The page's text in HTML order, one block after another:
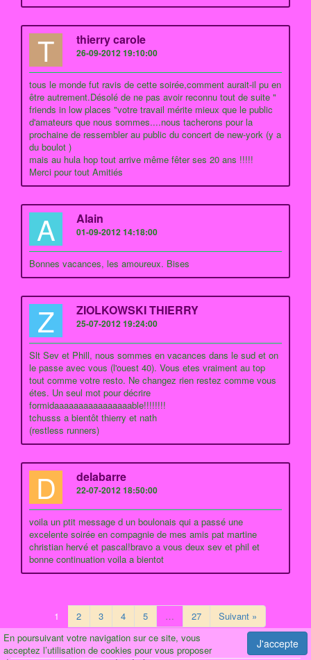
En poursuivant votre navigation sur ce site, vous
acceptez l’utilisation de cookies pour vous proposer
J'accepte
T thierry carole
26-09-2012 19:10:00
tous le monde fut ravis de cette soirée,comment aurait-il pu en
être autrement.Désolé de ne pas avoir reconnu tout de suite "
friends in low places "votre travail mérite mieux que le public
d'amateurs que nous sommes....nous tacherons pour la
prochaine de ressembler au public du concert de new-york (y a
du boulot )
mais au hula hop tout arrive même fêter ses 20 ans !!!!!
Merci pour tout Amitiés
A Alain
01-09-2012 14:18:00
Bonnes vacances, les amoureux. Bises
Z ZIOLKOWSKI THIERRY
25-07-2012 19:24:00
Slt Sev et Phill, nous sommes en vacances dans le sud et on
le passe avec vous (l'ouest 40). Vous etes vraiment au top
tout comme votre resto. Ne changez rien restez comme vous
étes. Un seul mot pour décrire
formidaaaaaaaaaaaaaaaable!!!!!!!!
tchusss a bientôt thierry et nath
(restless runners)
D delabarre
22-07-2012 18:50:00
voila un ptit message d un boulonais qui a passé une
excelente soirée en compagnie de mes amis pat martine
christian hervé et pascal!bravo a vous deux sev et phil et
bonne continuation voila a bientot
1 2 3 4 5 … 27 Suivant »